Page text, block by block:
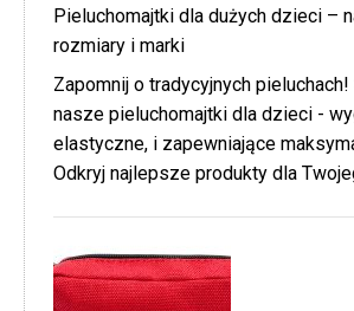
Pieluchomajtki dla dużych dzieci –
rozmiary i marki
Zapomnij o tradycyjnych
nasze pieluchomajtki dla dzieci -
elastyczne, i zapewniające
Odkryj najlepsze produkty dla